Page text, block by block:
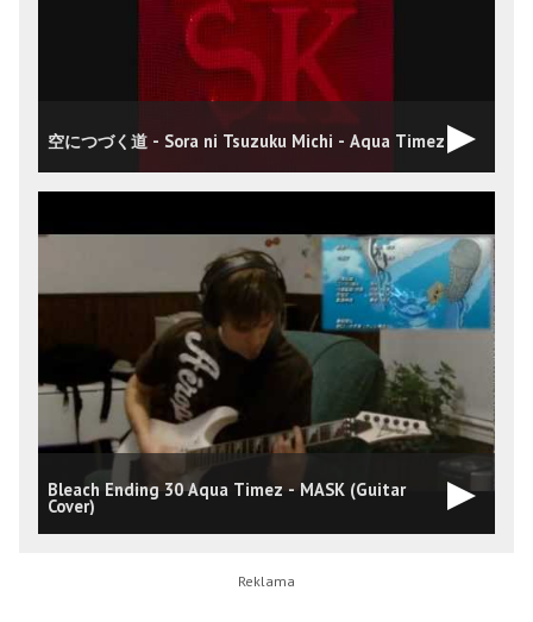
空につづく道 - Sora ni Tsuzuku Michi - Aqua Timez
Bleach Ending 30 Aqua Timez - MASK (Guitar
Cover)